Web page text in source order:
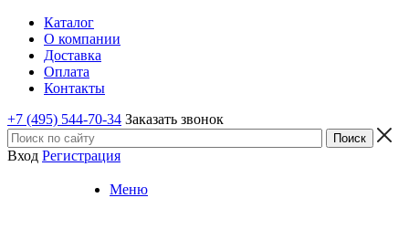
Каталог
О компании
Доставка
Оплата
Контакты
+7 (495) 544-70-34 Заказать звонок
Вход Регистрация
Меню